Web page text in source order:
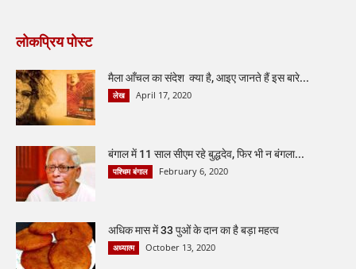
लोकप्रिय पोस्ट
मैला आँचल का संदेश क्या है, आइए जानते हैं इस बारे...
लेख April 17, 2020
बंगाल में 11 साल सीएम रहे बुद्धदेव, फिर भी न बंगला...
पश्चिम बंगाल February 6, 2020
अधिक मास में 33 पुओं के दान का है बड़ा महत्व
अध्यात्म October 13, 2020